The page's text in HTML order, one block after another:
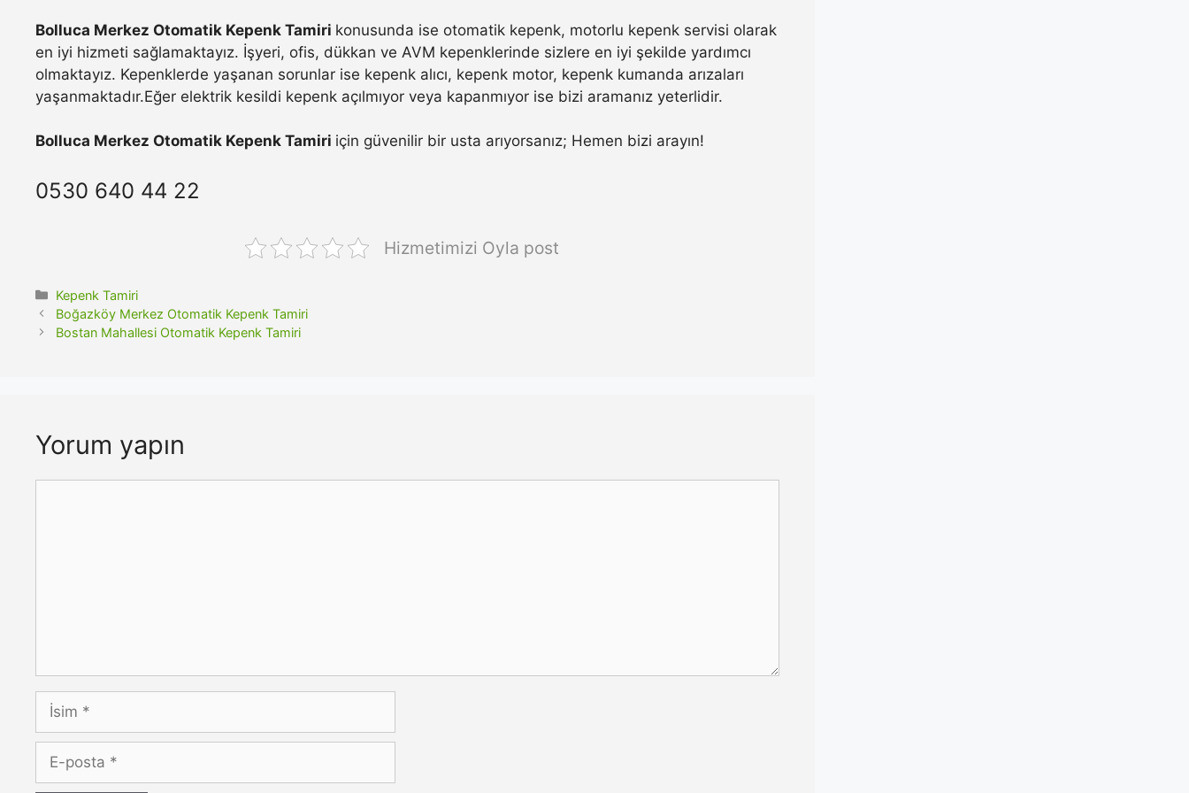
Bolluca Merkez Otomatik Kepenk Tamiri konusunda ise otomatik kepenk, motorlu kepenk servisi olarak
en iyi hizmeti sağlamaktayız. İşyeri, ofis, dükkan ve AVM kepenklerinde sizlere en iyi şekilde yardımcı
olmaktayız. Kepenklerde yaşanan sorunlar ise kepenk alıcı, kepenk motor, kepenk kumanda arızaları
yaşanmaktadır.Eğer elektrik kesildi kepenk açılmıyor veya kapanmıyor ise bizi aramanız yeterlidir.
Bolluca Merkez Otomatik Kepenk Tamiri için güvenilir bir usta arıyorsanız; Hemen bizi arayın!
0530 640 44 22
Hizmetimizi Oyla post
Kategoriler
Kepenk Tamiri
Boğazköy Merkez Otomatik Kepenk Tamiri
Bostan Mahallesi Otomatik Kepenk Tamiri
Yorum yapın
İsim
posta